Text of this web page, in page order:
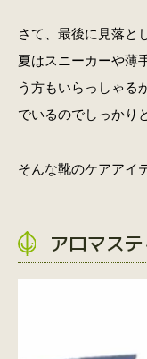
さて、最後に見落と
夏はスニーカーや薄
う方もいらっしゃる
でいるのでしっかり
そんな靴のケアアイ
アロマス